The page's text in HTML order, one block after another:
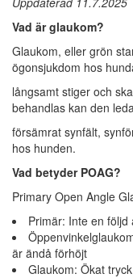
Vad är glaukom?
Glaukom, eller grön
ögonsjukdom hos
långsamt stiger och
behandlas kan den
försämrat synfält,
hos hunden.
Vad betyder POAG?
Primary Open Angle
Primär: Inte en
är ändå förhöjt
Glaukom: Ökat